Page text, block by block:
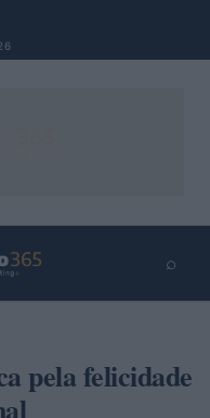
⌕
pela felicidade